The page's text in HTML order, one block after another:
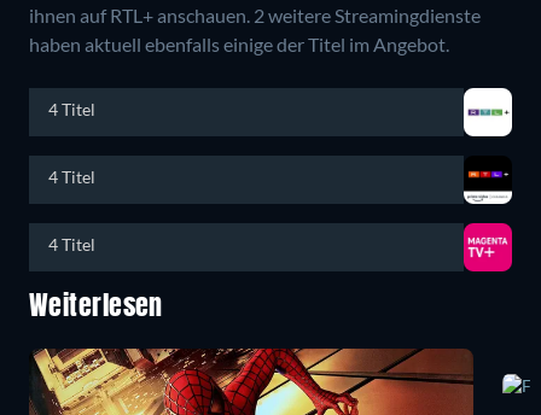
ihnen auf RTL+ anschauen. 2 weitere Streamingdienste
haben aktuell ebenfalls einige der Titel im Angebot.
4 Titel
4 Titel
4 Titel
Weiterlesen